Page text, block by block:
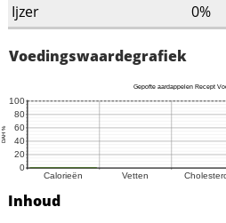
Ijzer
0%
Voedingswaardegrafiek
Inhoud